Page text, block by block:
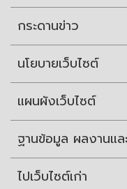
กระดานข่าว
นโยบายเว็บไซต์
แผนผังเว็บไซต์
ฐานข้อมูล ผลงานแ
ไปเว็บไซต์เก่า